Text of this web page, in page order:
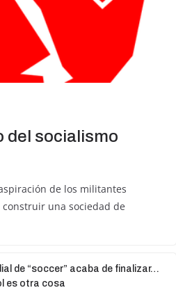
del socialismo
de los militantes
una sociedad de
de “soccer” acaba de finalizar…
es otra cosa